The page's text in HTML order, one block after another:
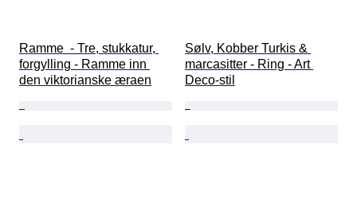
Ramme  - Tre, stukkatur,
forgylling - Ramme inn
den viktorianske æraen
Sølv, Kobber Turkis &
marcasitter - Ring - Art
Deco-stil